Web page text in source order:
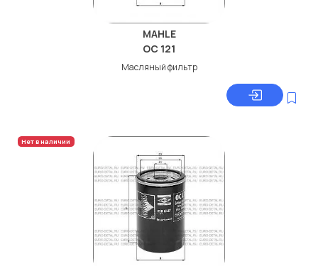
MAHLE
OC 121
Масляный фильтр
Нет в наличии